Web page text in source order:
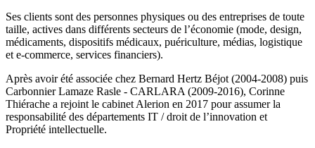
Ses clients sont des personnes physiques ou des entreprises de toute
taille, actives dans différents secteurs de l’économie (mode, design,
médicaments, dispositifs médicaux, puériculture, médias, logistique
et e-commerce, services financiers).
Après avoir été associée chez Bernard Hertz Béjot (2004-2008) puis
Carbonnier Lamaze Rasle - CARLARA (2009-2016), Corinne
Thiérache a rejoint le cabinet Alerion en 2017 pour assumer la
responsabilité des départements IT / droit de l’innovation et
Propriété intellectuelle.